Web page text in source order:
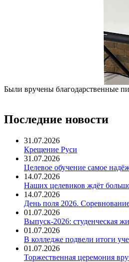
Были вручены благодарственные
Последние новости
31.07.2026
Крещение Руси
31.07.2026
Целевое обучение самое
14.07.2026
Наших целевиков ждёт
14.07.2026
День поля 2026.
01.07.2026
Выпуск-2026: студенческая
01.07.2026
В колледже подвели итоги
01.07.2026
Торжественная церемония